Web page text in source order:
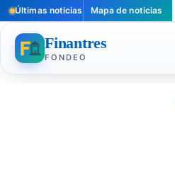
Últimas noticias Mapa de noticias
Finantres
FONDEO